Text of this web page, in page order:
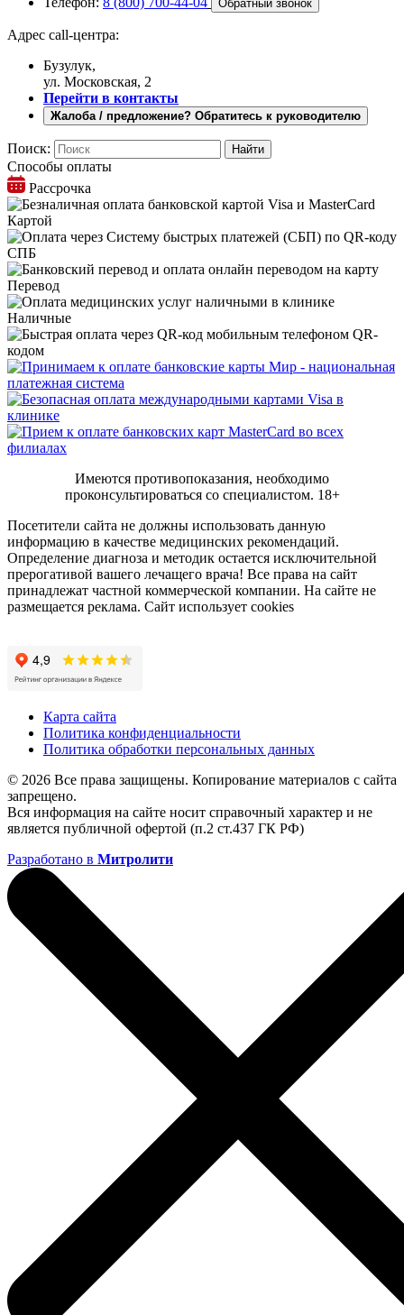
Обратный звонок
Адрес call-центра:
Бузулук,
ул. Московская, 2
Перейти в контакты
Жалоба / предложение? Обратитесь к руководителю
Поиск:
Способы оплаты
Рассрочка
Картой
СПБ
Перевод
Наличные
QR-
кодом
Имеются противопоказания, необходимо
проконсультироваться со специалистом. 18+
Посетители сайта не должны использовать данную
информацию в качестве медицинских рекомендаций.
Определение диагноза и методик остается исключительной
прерогативой вашего лечащего врача! Все права на сайт
принадлежат частной коммерческой компании. На сайте не
размещается реклама. Сайт использует cookies
Карта сайта
Политика конфиденциальности
Политика обработки персональных данных
© 2026 Все права защищены. Копирование материалов с сайта
запрещено.
Вся информация на сайте носит справочный характер и не
является публичной офертой (п.2 ст.437 ГК РФ)
Разработано в Митролити